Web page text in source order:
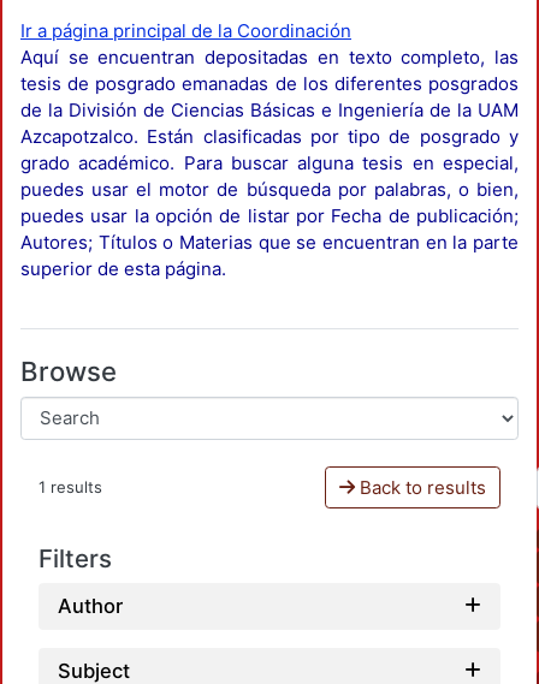
Ir a página principal de la Coordinación
Aquí se encuentran depositadas en texto completo, las
tesis de posgrado emanadas de los diferentes posgrados
de la División de Ciencias Básicas e Ingeniería de la UAM
Azcapotzalco. Están clasificadas por tipo de posgrado y
grado académico. Para buscar alguna tesis en especial,
puedes usar el motor de búsqueda por palabras, o bien,
puedes usar la opción de listar por Fecha de publicación;
Autores; Títulos o Materias que se encuentran en la parte
superior de esta página.
Browse
1 results Back to results
Filters
Author
Subject